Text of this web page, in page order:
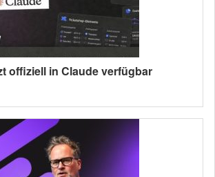
offiziell in Claude verfügbar